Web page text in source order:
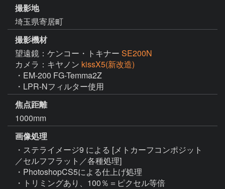
撮影地
埼玉県寄居町
撮影機材
望遠鏡：ケンコー・トキナー SE200N
カメラ：キヤノン kissX5(新改造)
・EM-200 FG-Temma2Z
・LPR-Nフィルター使用
焦点距離
1000mm
画像処理
・ステライメージ9 による [メトカーフコンポジット
／セルフフラット／各種処理]
・PhotoshopCS5による仕上げ処理
・トリミングあり、100％＝ピクセル等倍